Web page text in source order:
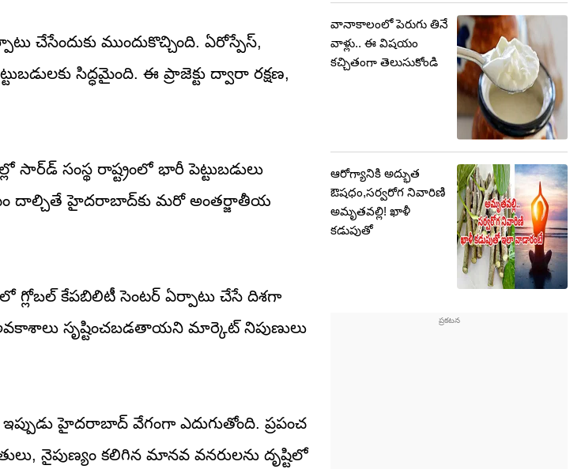
చేసేందుకు ముందుకొచ్చింది. ఏరోస్పేస్,
సిద్ధమైంది. ఈ ప్రాజెక్టు ద్వారా రక్షణ,
సార్‌డ్ సంస్థ రాష్ట్రంలో భారీ పెట్టుబడులు
దాల్చితే హైదరాబాద్‌కు మరో అంతర్జాతీయ
కేపబిలిటీ సెంటర్ ఏర్పాటు చేసే దిశగా
సృష్టించబడతాయని మార్కెట్ నిపుణులు
ఇప్పుడు హైదరాబాద్ వేగంగా ఎదుగుతోంది. ప్రపంచ
నైపుణ్యం కలిగిన మానవ వనరులను దృష్టిలో
వానాకాలంలో పెరుగు తినే
వాళ్లు.. ఈ విషయం
కచ్చితంగా తెలుసుకోండి
ఆరోగ్యానికి అద్భుత
ఔషధం,సర్వరోగ నివారిణి
అమృతవల్లి! ఖాళీ
కడుపుతో